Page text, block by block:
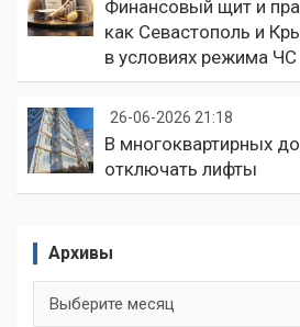
Финансовый щит и
как Севастополь и
в условиях режима ЧС
26-06-2026 21:18
В многоквартирных
отключать лифты
Архивы